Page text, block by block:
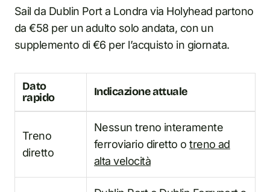
Sail da Dublin Port a Londra via Holyhead partono
da €58 per un adulto solo andata, con un
supplemento di €6 per l’acquisto in giornata.
Dato
rapido
Indicazione attuale
Treno
diretto
Nessun treno interamente
ferroviario diretto otreno ad
alta velocità